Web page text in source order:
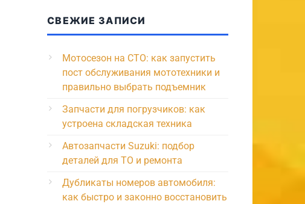
СВЕЖИЕ ЗАПИСИ
Мотосезон на СТО: как запустить
пост обслуживания мототехники и
правильно выбрать подъемник
Запчасти для погрузчиков: как
устроена складская техника
Автозапчасти Suzuki: подбор
деталей для ТО и ремонта
Дубликаты номеров автомобиля:
как быстро и законно восстановить